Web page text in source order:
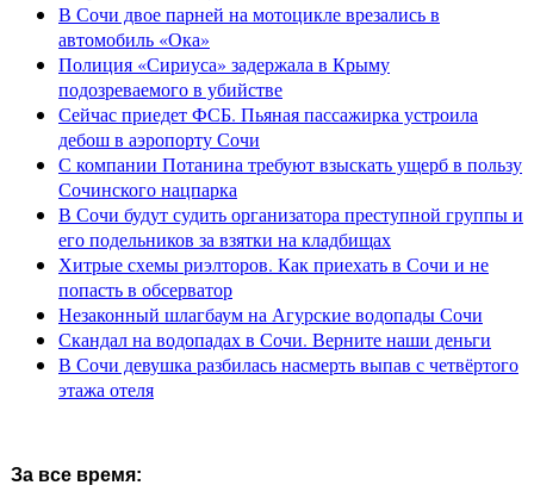
В Сочи двое парней на мотоцикле врезались в
автомобиль «Ока»
Полиция «Сириуса» задержала в Крыму
подозреваемого в убийстве
Сейчас приедет ФСБ. Пьяная пассажирка устроила
дебош в аэропорту Сочи
С компании Потанина требуют взыскать ущерб в пользу
Сочинского нацпарка
В Сочи будут судить организатора преступной группы и
его подельников за взятки на кладбищах
Хитрые схемы риэлторов. Как приехать в Сочи и не
попасть в обсерватор
Незаконный шлагбаум на Агурские водопады Сочи
Скандал на водопадах в Сочи. Верните наши деньги
В Сочи девушка разбилась насмерть выпав с четвёртого
этажа отеля
За все время: